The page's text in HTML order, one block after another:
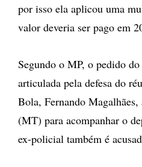
por isso ela aplicou uma
valor deveria ser pago em
Segundo o MP, o pedido
articulada pela defesa do
Bola, Fernando
(MT) para acompanhar o
ex-policial também é